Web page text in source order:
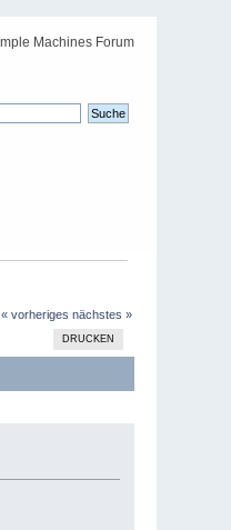
« vorheriges nächstes »
DRUCKEN